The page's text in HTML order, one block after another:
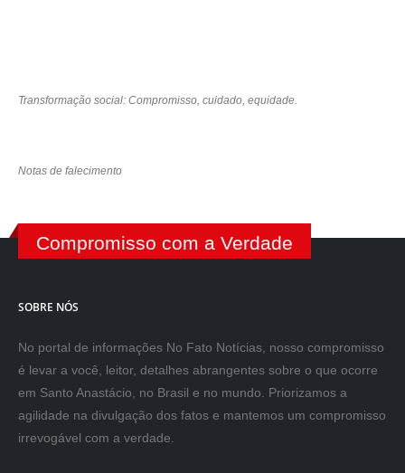
Transformação social: Compromisso, cuidado, equidade.
Notas de falecimento
Compromisso com a Verdade
SOBRE NÓS
No portal de informações No Fato Notícias, nosso compromisso
é levar a você, leitor, detalhes abrangentes sobre o que ocorre
em Santo Anastácio, no Brasil e no mundo. Priorizamos a
agilidade na divulgação dos fatos e mantemos um compromisso
irrevogável com a verdade.